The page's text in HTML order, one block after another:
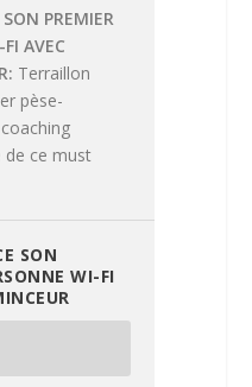
PREMIER
AVEC
Terraillon
pèse-
de ce must
SON
WI-FI